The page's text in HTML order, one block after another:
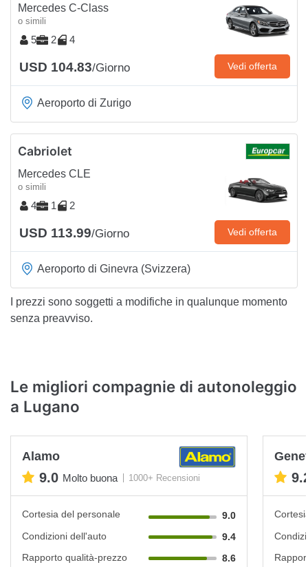
Mercedes C-Class
o simili
5 2 4
USD 104.83/Giorno Vedi offerta
Aeroporto di Zurigo
Cabriolet
Mercedes CLE
o simili
4 1 2
USD 113.99/Giorno Vedi offerta
Aeroporto di Ginevra (Svizzera)
I prezzi sono soggetti a modifiche in qualunque momento
senza preavviso.
Le migliori compagnie di autonoleggio
a Lugano
Alamo
9.0 Molto buona 1000+ Recensioni
Cortesia del personale
9.0
Condizioni dell'auto
9.4
Rapporto qualità-prezzo
8.6